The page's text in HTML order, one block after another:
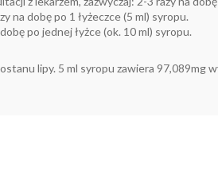
na dobę po 1 łyżeczce (5 ml) syropu.
po jednej łyżce (ok. 10 ml) syropu.
lipy. 5 ml syropu zawiera 97,089mg